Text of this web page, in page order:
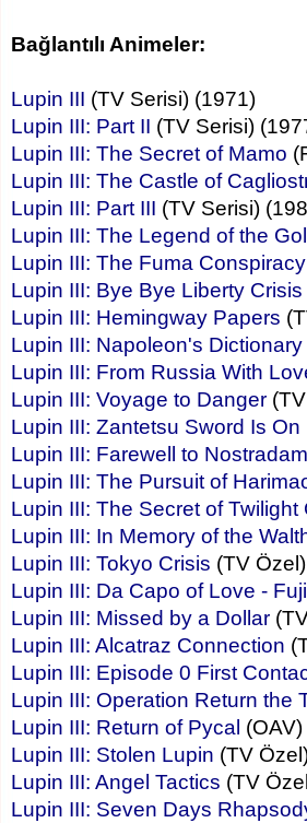
Bağlantılı Animeler:
Lupin III (TV Serisi) (1971)
Lupin III: Part II (TV Serisi)
Lupin III: The Secret of Mamo
Lupin III: The Castle of
Lupin III: Part III (TV Serisi)
Lupin III: The Legend of the
Lupin III: The Fuma Conspiracy
Lupin III: Bye Bye Liberty Crisis
Lupin III: Hemingway Papers
Lupin III: Napoleon's Dictionary
Lupin III: From Russia With
Lupin III: Voyage to Danger(TV
Lupin III: Zantetsu Sword Is On
Lupin III: Farewell to
Lupin III: The Pursuit of
Lupin III: The Secret of Twilight
Lupin III: In Memory of the
Lupin III: Tokyo Crisis (TV
Lupin III: Da Capo of Love -
Lupin III: Missed by a Dollar
Lupin III: Alcatraz Connection
Lupin III: Episode 0 First
Lupin III: Operation Return the
Lupin III: Return of Pycal
Lupin III: Stolen Lupin (TV
Lupin III: Angel Tactics (TV
Lupin III: Seven Days